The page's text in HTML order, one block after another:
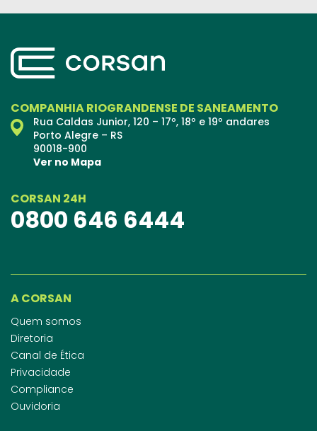
COMPANHIA RIOGRANDENSE DE SANEAMENTO
Rua Caldas Junior, 120 – 17º, 18º e 19º andares
Porto Alegre – RS
90018-900
Ver no Mapa
CORSAN 24H
0800 646 6444
A CORSAN
Quem somos
Diretoria
Canal de Ética
Privacidade
Compliance
Ouvidoria